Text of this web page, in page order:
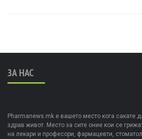
ЗА НАС
Pharmanews.mk е вашето место кога сакате
здрав живот. Место за сите оние кои се
на лекари и професори, фармацевти,